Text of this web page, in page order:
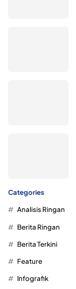
Categories
Analisis Ringan
Berita Ringan
Berita Terkini
Feature
Infografik